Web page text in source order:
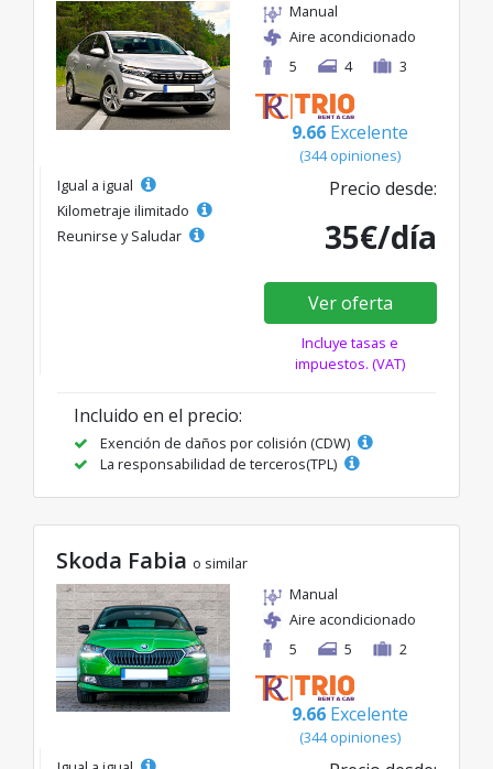
Manual
Aire acondicionado
5
4 3
9.66 Excelente
(344 opiniones)
Igual a igual
Kilometraje ilimitado
Reunirse y Saludar
Precio desde:
35€/día
Ver oferta
Incluye tasas e
impuestos. (VAT)
Incluido en el precio:
Exención de daños por colisión (CDW)
La responsabilidad de terceros(TPL)
Skoda Fabia o similar
Manual
Aire acondicionado
5
5 2
9.66 Excelente
(344 opiniones)